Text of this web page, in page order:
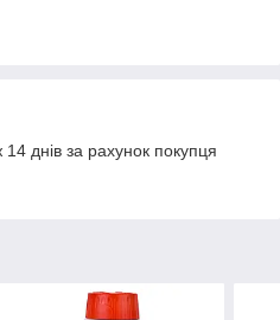
днів за рахунок покупця